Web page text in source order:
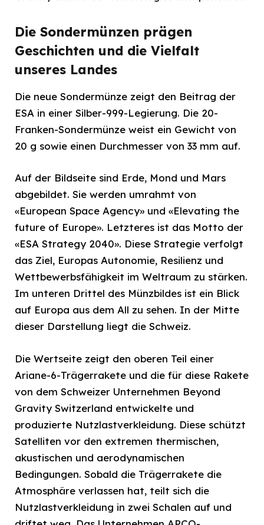
Die Sondermünzen prägen
Geschichten und die Vielfalt
unseres Landes
Die neue Sondermünze zeigt den Beitrag der
ESA in einer Silber-999-Legierung. Die 20-
Franken-Sondermünze weist ein Gewicht von
20 g sowie einen Durchmesser von 33 mm auf.
Auf der Bildseite sind Erde, Mond und Mars
abgebildet. Sie werden umrahmt von
«European Space Agency» und «Elevating the
future of Europe». Letzteres ist das Motto der
«ESA Strategy 2040». Diese Strategie verfolgt
das Ziel, Europas Autonomie, Resilienz und
Wettbewerbsfähigkeit im Weltraum zu stärken.
Im unteren Drittel des Münzbildes ist ein Blick
auf Europa aus dem All zu sehen. In der Mitte
dieser Darstellung liegt die Schweiz.
Die Wertseite zeigt den oberen Teil einer
Ariane-6-Trägerrakete und die für diese Rakete
von dem Schweizer Unternehmen Beyond
Gravity Switzerland entwickelte und
produzierte Nutzlastverkleidung. Diese schützt
Satelliten vor den extremen thermischen,
akustischen und aerodynamischen
Bedingungen. Sobald die Trägerrakete die
Atmosphäre verlassen hat, teilt sich die
Nutzlastverkleidung in zwei Schalen auf und